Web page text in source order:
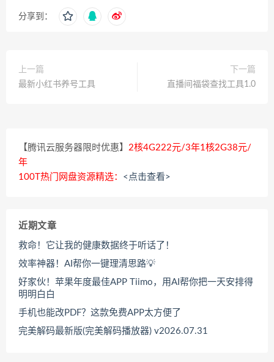
分享到：
上一篇
最新小红书养号工具
下一篇
直播间福袋查找工具1.0
【腾讯云服务器限时优惠】 2核4G222元/3年1核2G38元/
年
100T热门网盘资源精选： <点击查看>
近期文章
救命！它让我的健康数据终于听话了！
效率神器！AI帮你一键理清思路💡
好家伙！苹果年度最佳APP Tiimo，用AI帮你把一天安排得
明明白白
手机也能改PDF？这款免费APP太方便了
完美解码最新版(完美解码播放器) v2026.07.31